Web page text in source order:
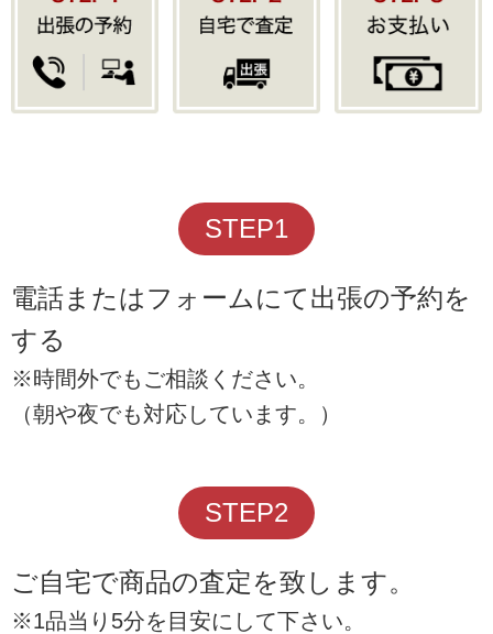
STEP1
電話またはフォームにて出張の予約を
する
※時間外でもご相談ください。
（朝や夜でも対応しています。）
STEP2
ご自宅で商品の査定を致します。
※1品当り5分を目安にして下さい。